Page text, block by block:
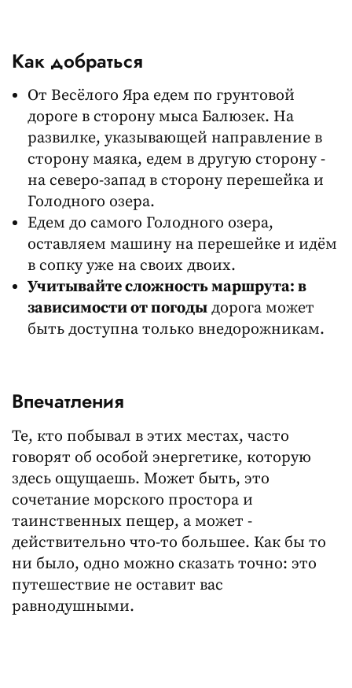
Как добраться
От Весёлого Яра едем по грунтовой
дороге в сторону мыса Балюзек. На
развилке, указывающей направление в
сторону маяка, едем в другую сторону -
на северо-запад в сторону перешейка и
Голодного озера.
Едем до самого Голодного озера,
оставляем машину на перешейке и идём
в сопку уже на своих двоих.
Учитывайте сложность маршрута: в
зависимости от погоды дорога может
быть доступна только внедорожникам.
Впечатления
Те, кто побывал в этих местах, часто
говорят об особой энергетике, которую
здесь ощущаешь. Может быть, это
сочетание морского простора и
таинственных пещер, а может -
действительно что-то большее. Как бы то
ни было, одно можно сказать точно: это
путешествие не оставит вас
равнодушными.